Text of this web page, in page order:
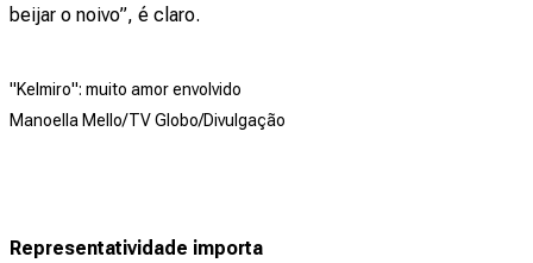
beijar o noivo”, é claro.
"Kelmiro": muito amor envolvido
Manoella Mello/TV Globo/Divulgação
Representatividade importa